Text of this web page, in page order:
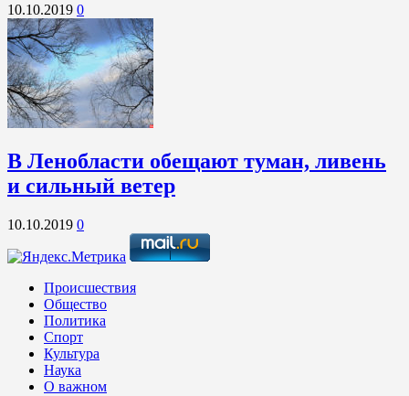
10.10.2019 0
В Ленобласти обещают туман, ливень
и сильный ветер
10.10.2019 0
Происшествия
Общество
Политика
Спорт
Культура
Наука
О важном